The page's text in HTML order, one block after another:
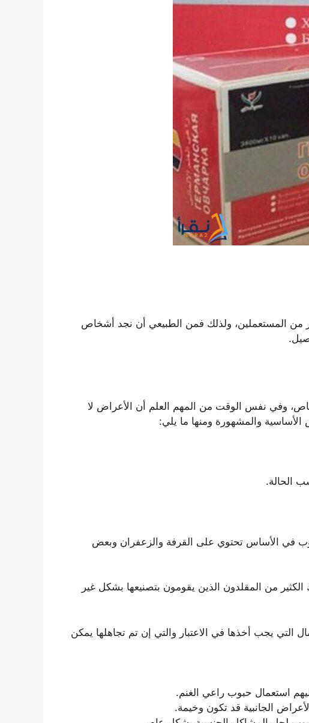
من المستعملين، ولذلك فمن الطبيعي أن نجد أشخاص
وفي نفس الوقت من المهم العلم أن الأعراض لا
والمشهورة ومنها ما يلي:
الحالة.
في الأساس تحتوي على القرفة والزعفران وبعض
من المقلدون الذين يقومون بتصنيعها بشكل غير
التي يجب أخذها في الاعتبار والتي إن تم تجاهلها يمكن
استعمال حبوب راعي الغنم.
الجانبية قد تكون وخيمة.